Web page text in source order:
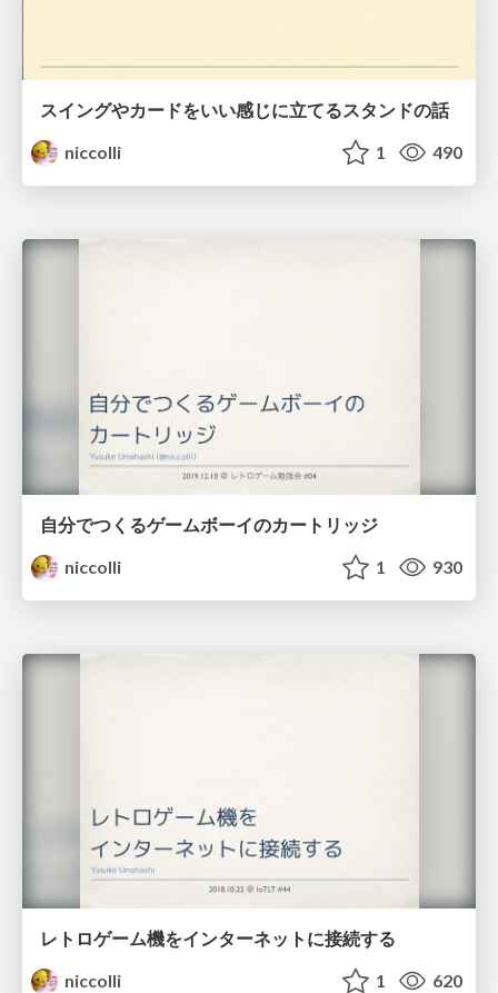
スイングやカードをいい感じに立てるスタンドの話
niccolli
1 490
自分でつくるゲームボーイのカートリッジ
niccolli
1 930
レトロゲーム機をインターネットに接続する
niccolli
1 620